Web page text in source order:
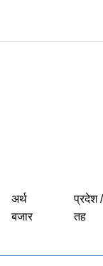
अर्थ
बजार
प्रदेश
तह